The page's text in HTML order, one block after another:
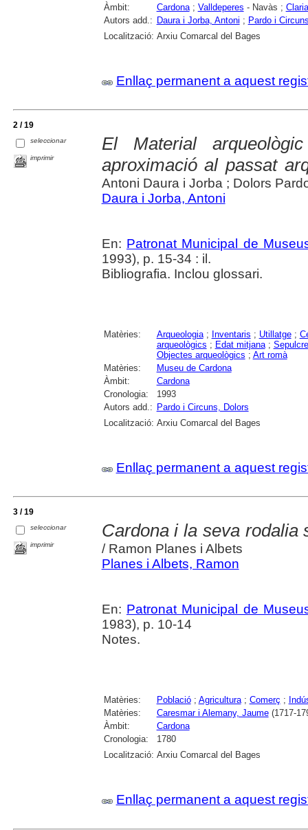
Àmbit:
Cardona; Valldeperes - Navàs ;
Autors add.: Daura i Jorba, Antoni ; Pardo i
Localització: Arxiu Comarcal del Bages
Enllaç permanent a aquest
2 / 19
seleccionar
imprimir
El Material
aproximació al passat
Antoni Daura i Jorba ; Dolors
Daura i Jorba, Antoni
En: Patronat Municipal de
1993), p. 15-34 : il.
Bibliografia. Inclou glossari.
Matèries: Arqueologia; Inventaris ; Utillatge;
arqueològics ; Edat mitjana;
Objectes arqueològics ; Art romà
Matèries:
Museu de Cardona
Àmbit:
Cardona
Cronologia:
1993
Autors add.: Pardo i Circuns, Dolors
Localització: Arxiu Comarcal del Bages
Enllaç permanent a aquest
3 / 19
seleccionar
imprimir
Cardona i la seva rodalia
/ Ramon Planes i Albets
Planes i Albets, Ramon
En: Patronat Municipal de
1983), p. 10-14
Notes.
Matèries: Població; Agricultura; Comerç ;
Matèries:
Caresmar i Alemany, Jaume(1717-
Àmbit:
Cardona
Cronologia:
1780
Localització: Arxiu Comarcal del Bages
Enllaç permanent a aquest